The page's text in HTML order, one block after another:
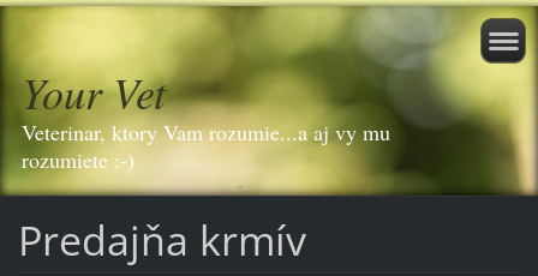
Your Vet
Veterinar, ktory Vam rozumie...a aj vy mu
rozumiete :-)
Predajňa krmív